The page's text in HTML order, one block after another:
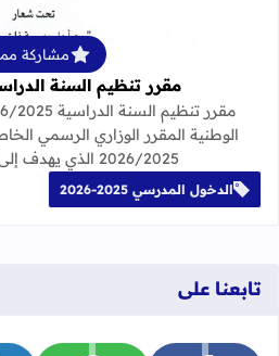
مشاركة
مقرر تنظيم السنة الدراسية 2026/
الوطنية المقرر الوزاري الرسمي
2026/2025 الذي يهدف إلى تحديد مختلف…
الدخول المدرسي 2025-2026
تابعنا على